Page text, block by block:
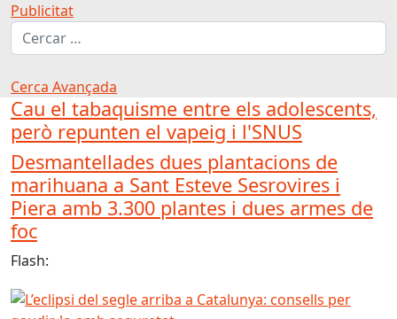
Publicitat
Cerca
Cerca Avançada
Cau el tabaquisme entre els adolescents,
però repunten el vapeig i l'SNUS
Desmantellades dues plantacions de
marihuana a Sant Esteve Sesrovires i
Piera amb 3.300 plantes i dues armes de
foc
Flash: